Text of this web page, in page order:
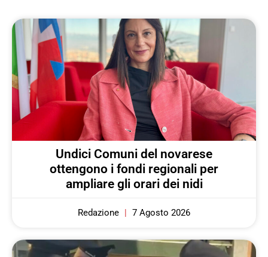
Undici Comuni del novarese
ottengono i fondi regionali per
ampliare gli orari dei nidi
Redazione 7 Agosto 2026